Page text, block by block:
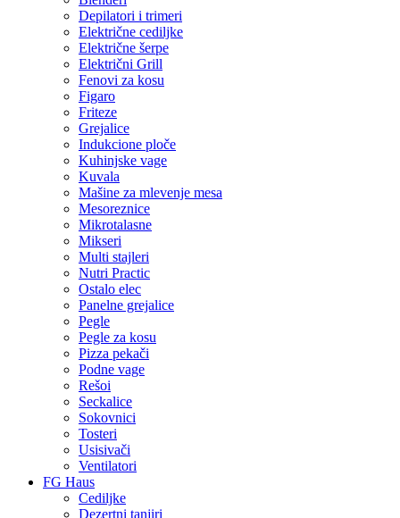
Depilatori i trimeri
Električne cediljke
Električne šerpe
Električni Grill
Fenovi za kosu
Figaro
Friteze
Grejalice
Indukcione ploče
Kuhinjske vage
Kuvala
Mašine za mlevenje mesa
Mesoreznice
Mikrotalasne
Mikseri
Multi stajleri
Nutri Practic
Ostalo elec
Panelne grejalice
Pegle
Pegle za kosu
Pizza pekači
Podne vage
Rešoi
Seckalice
Sokovnici
Tosteri
Usisivači
Ventilatori
FG Haus
Cediljke
Dezertni tanjiri